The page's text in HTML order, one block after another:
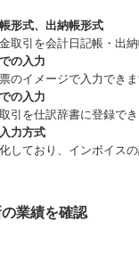
形式、出納帳形式
取引を会計日記帳・出
の入力
のイメージで入力できま
の入力
引を仕訳辞書に登録で
力方式
しており、インボイス
業績を確認